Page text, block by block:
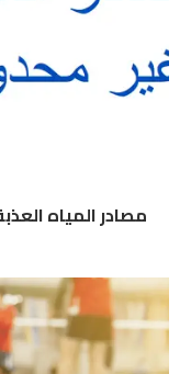
مصادر المياه